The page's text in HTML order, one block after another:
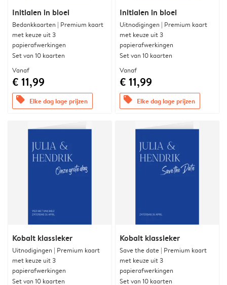
Initialen in bloei
Bedankkaarten | Premium kaart
met keuze uit 3
papierafwerkingen
Set van 10 kaarten
Vanaf
€ 11,99
offers Elke dag lage prijzen
Initialen in bloei
Uitnodigingen | Premium kaart
met keuze uit 3
papierafwerkingen
Set van 10 kaarten
Vanaf
€ 11,99
offers Elke dag lage prijzen
Kobalt klassieker
Uitnodigingen | Premium kaart
met keuze uit 3
papierafwerkingen
Set van 10 kaarten
Kobalt klassieker
Save the date | Premium kaart
met keuze uit 3
papierafwerkingen
Set van 10 kaarten